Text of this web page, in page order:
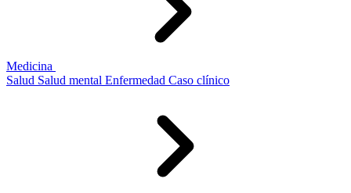
Medicina
Salud Salud mental Enfermedad Caso clínico